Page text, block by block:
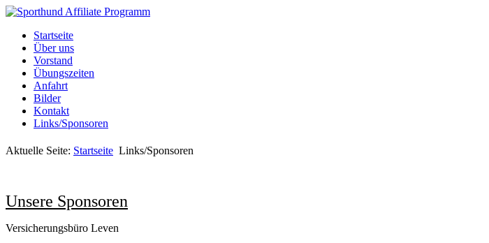
Startseite
Über uns
Vorstand
Übungszeiten
Anfahrt
Bilder
Kontakt
Links/Sponsoren
Aktuelle Seite: Startseite Links/Sponsoren
Unsere Sponsoren
Versicherungsbüro Leven